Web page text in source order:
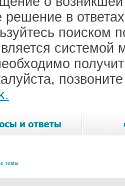
решение в
поиском
системой
темы